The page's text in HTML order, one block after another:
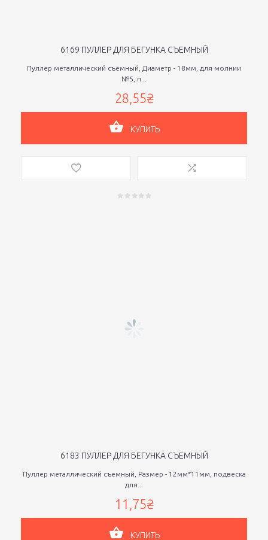
6169 ПУЛЛЕР ДЛЯ БЕГУНКА СЪЕМНЫЙ
Пуллер металлический съемный, Диаметр - 18мм, для молнии
№5, п...
28,55₴
КУПИТЬ
6183 ПУЛЛЕР ДЛЯ БЕГУНКА СЪЕМНЫЙ
Пуллер металлический съемный, Размер - 12мм*11мм, подвеска
для...
11,75₴
КУПИТЬ